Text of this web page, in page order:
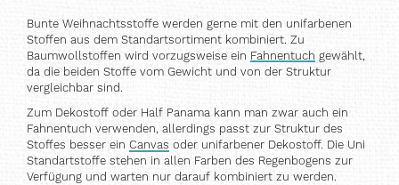
Bunte Weihnachtsstoffe werden gerne mit den unifarbenen
Stoffen aus dem Standartsortiment kombiniert. Zu
Baumwollstoffen wird vorzugsweise ein Fahnentuch gewählt,
da die beiden Stoffe vom Gewicht und von der Struktur
vergleichbar sind.
Zum Dekostoff oder Half Panama kann man zwar auch ein
Fahnentuch verwenden, allerdings passt zur Struktur des
Stoffes besser ein Canvas oder unifarbener Dekostoff. Die Uni
Standartstoffe stehen in allen Farben des Regenbogens zur
Verfügung und warten nur darauf kombiniert zu werden.